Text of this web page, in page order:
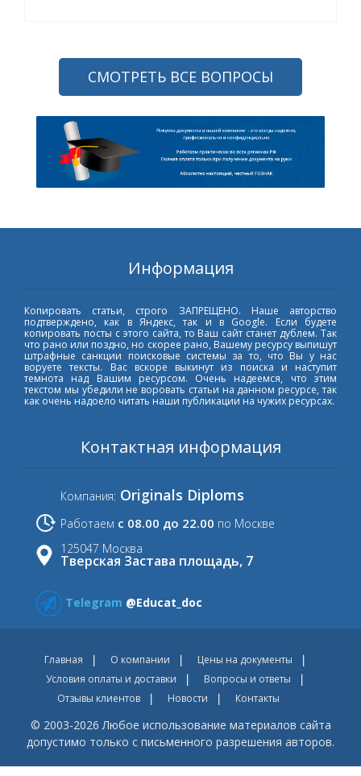
СМОТРЕТЬ ВСЕ ВОПРОСЫ
Информация
Копировать статьи, строго ЗАПРЕЩЕНО. Наше авторство
подтверждено, как в Яндекс, так и в Google. Если будете
копировать посты с этого сайта, то Ваш сайт станет дублем. Так
что рано или поздно, но скорее рано, Вашему ресурсу выпишут
штрафные санкции поисковые системы за то, что Вы у нас
воруете тексты. Вас вскоре выкинут из поиска и наступит
темнота над Вашим ресурсом. Очень надеемся, что этим
текстом мы убедили не воровать статьи на данном ресурсе, так
как очень надоело читать наши публикации на чужих ресурсах.
Контактная информация
Компания: Originals Diploms
Работаем с 08.00 до 22.00 по Москве
125047 Москва
Тверская Застава площадь, 7
Telegram @Educat_doc
Главная О компании
Цены на документы
Условия оплаты и доставки
Вопросы и ответы
Отзывы клиентов
Новости Контакты
© 2003-2026 Любое использование материалов сайта
допустимо только с письменного разрешения авторов.